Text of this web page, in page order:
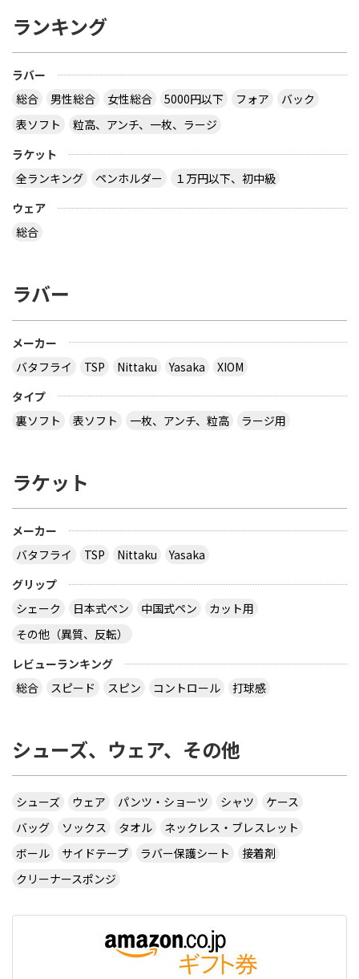
ランキング
ラバー
総合
男性総合 女性総合 5000円以下 フォア
バック
表ソフト
粒高、アンチ、一枚、ラージ
ラケット
全ランキング
ペンホルダー
１万円以下、初中級
ウェア
総合
ラバー
メーカー
バタフライ
TSP Nittaku Yasaka
XIOM
タイプ
裏ソフト
表ソフト 一枚、アンチ、粒高 ラージ用
ラケット
メーカー
バタフライ
TSP Nittaku
Yasaka
グリップ
シェーク
日本式ペン 中国式ペン
カット用
その他（異質、反転）
レビューランキング
総合
スピード スピン コントロール 打球感
シューズ、ウェア、その他
シューズ ウェア パンツ・ショーツ シャツ
ケース
バッグ
ソックス タオル
ネックレス・ブレスレット
ボール
サイドテープ ラバー保護シート
接着剤
クリーナースポンジ